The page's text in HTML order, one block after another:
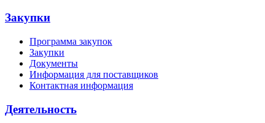
Закупки
Программа закупок
Закупки
Документы
Информация для поставщиков
Контактная информация
Деятельность